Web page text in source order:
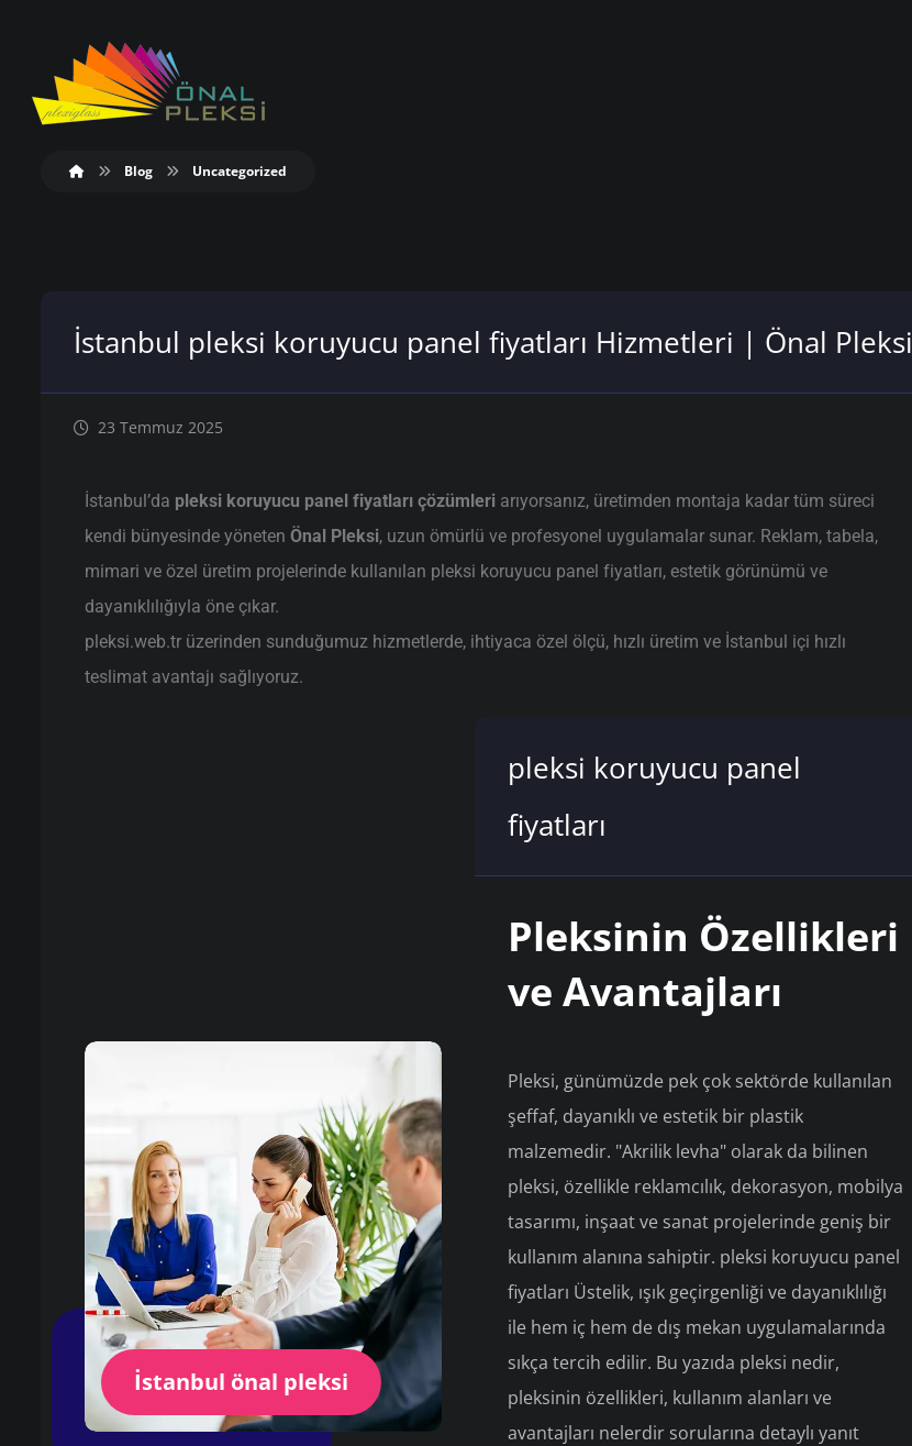
Blog Uncategorized
İstanbul pleksi koruyucu panel fiyatları Hizmetleri | Önal Pleksi
23 Temmuz 2025
İstanbul’da pleksi koruyucu panel fiyatları çözümleri arıyorsanız, üretimden montaja kadar tüm süreci
kendi bünyesinde yöneten Önal Pleksi, uzun ömürlü ve profesyonel uygulamalar sunar. Reklam, tabela,
mimari ve özel üretim projelerinde kullanılan pleksi koruyucu panel fiyatları, estetik görünümü ve
dayanıklılığıyla öne çıkar.
pleksi.web.tr üzerinden sunduğumuz hizmetlerde, ihtiyaca özel ölçü, hızlı üretim ve İstanbul içi hızlı
teslimat avantajı sağlıyoruz.
İstanbul önal pleksi
pleksi koruyucu panel
fiyatları
Pleksinin Özellikleri
ve Avantajları
Pleksi, günümüzde pek çok sektörde kullanılan
şeffaf, dayanıklı ve estetik bir plastik
malzemedir. "Akrilik levha" olarak da bilinen
pleksi, özellikle reklamcılık, dekorasyon, mobilya
tasarımı, inşaat ve sanat projelerinde geniş bir
kullanım alanına sahiptir. pleksi koruyucu panel
fiyatları Üstelik, ışık geçirgenliği ve dayanıklılığı
ile hem iç hem de dış mekan uygulamalarında
sıkça tercih edilir. Bu yazıda pleksi nedir,
pleksinin özellikleri, kullanım alanları ve
avantajları nelerdir sorularına detaylı yanıt